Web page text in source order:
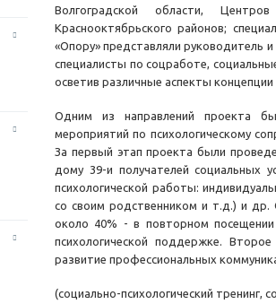
Волгоградской области,
Краснооктябрьского районов;
«Опору» представляли руководитель
специалисты по соцработе,
осветив различные аспекты
Одним из направлений проекта
мероприятий по психологическому
За первый этап проекта были
дому 39-и получателей социальных
психологической работы:
со своим родственником и т.д.) и др.
около 40% - в повторном
психологической поддержке.
развитие профессиональных
(социально-психологический тренинг,